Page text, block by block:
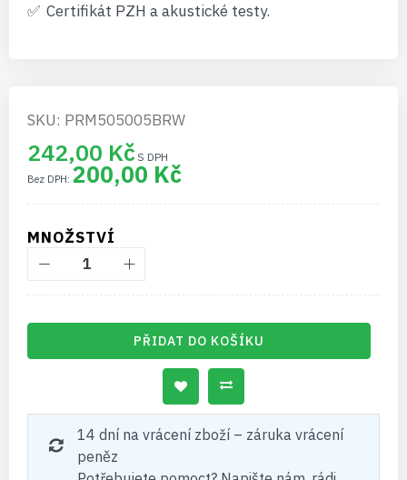
Certifikát PZH a akustické testy.
SKU: PRM505005BRW
242,00 Kč
200,00 Kč
MNOŽSTVÍ
PŘIDAT DO KOŠÍKU
14 dní na vrácení zboží – záruka vrácení
peněz